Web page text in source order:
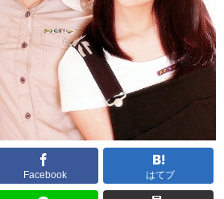
Facebook はてブ